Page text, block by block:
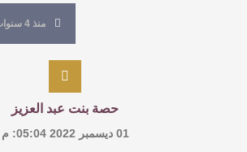
منذ 4 سنوات
حصة بنت عبد العزيز
01 ديسمبر 2022 05:04: م